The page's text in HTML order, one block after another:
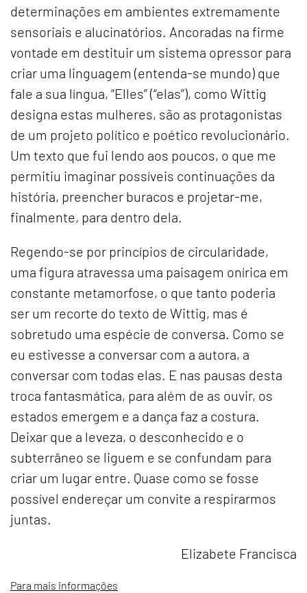
determinações em ambientes extremamente
sensoriais e alucinatórios. Ancoradas na firme
vontade em destituir um sistema opressor para
criar uma linguagem (entenda-se mundo) que
fale a sua língua, “Elles” (“elas”), como Wittig
designa estas mulheres, são as protagonistas
de um projeto político e poético revolucionário.
Um texto que fui lendo aos poucos, o que me
permitiu imaginar possíveis continuações da
história, preencher buracos e projetar-me,
finalmente, para dentro dela.
Regendo-se por princípios de circularidade,
uma figura atravessa uma paisagem onírica em
constante metamorfose, o que tanto poderia
ser um recorte do texto de Wittig, mas é
sobretudo uma espécie de conversa. Como se
eu estivesse a conversar com a autora, a
conversar com todas elas. E nas pausas desta
troca fantasmática, para além de as ouvir, os
estados emergem e a dança faz a costura.
Deixar que a leveza, o desconhecido e o
subterrâneo se liguem e se confundam para
criar um lugar entre. Quase como se fosse
possível endereçar um convite a respirarmos
juntas.
Elizabete Francisca
Para mais informações